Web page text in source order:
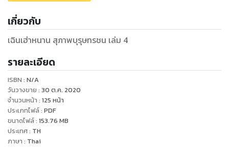
เกี่ยวกับ
เฉินเฮ่าหนาน สุภาพบุรุษทรชน เล่ม 4
รายละเอียด
ISBN : N/A
วันวางขาย : 30 ต.ค. 2020
จำนวนหน้า : 125 หน้า
ประเภทไฟล์: PDF
ขนาดไฟล์: 153.76 MB
ประเทศ: TH
ภาษา : Thai